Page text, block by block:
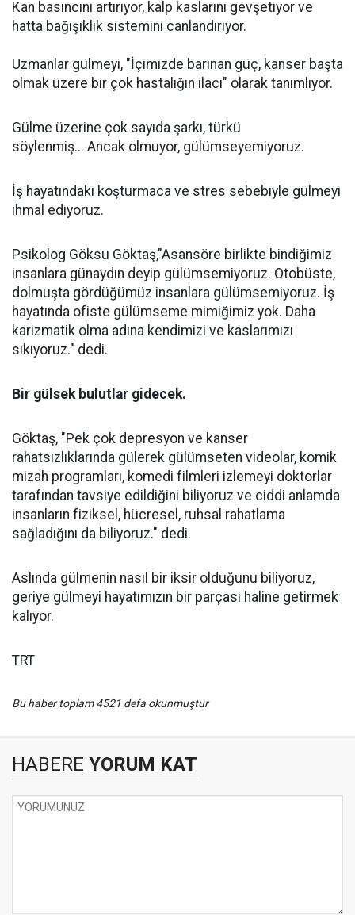
Kan basıncını artırıyor, kalp kaslarını gevşetiyor ve
hatta bağışıklık sistemini canlandırıyor.
Uzmanlar gülmeyi, "İçimizde barınan güç, kanser başta
olmak üzere bir çok hastalığın ilacı" olarak tanımlıyor.
Gülme üzerine çok sayıda şarkı, türkü
söylenmiş... Ancak olmuyor, gülümseyemiyoruz.
İş hayatındaki koşturmaca ve stres sebebiyle gülmeyi
ihmal ediyoruz.
Psikolog Göksu Göktaş,"Asansöre birlikte bindiğimiz
insanlara günaydın deyip gülümsemiyoruz. Otobüste,
dolmuşta gördüğümüz insanlara gülümsemiyoruz. İş
hayatında ofiste gülümseme mimiğimiz yok. Daha
karizmatik olma adına kendimizi ve kaslarımızı
sıkıyoruz." dedi.
Bir gülsek bulutlar gidecek.
Göktaş, "Pek çok depresyon ve kanser
rahatsızlıklarında gülerek gülümseten videolar, komik
mizah programları, komedi filmleri izlemeyi doktorlar
tarafından tavsiye edildiğini biliyoruz ve ciddi anlamda
insanların fiziksel, hücresel, ruhsal rahatlama
sağladığını da biliyoruz." dedi.
Aslında gülmenin nasıl bir iksir olduğunu biliyoruz,
geriye gülmeyi hayatımızın bir parçası haline getirmek
kalıyor.
TRT
Bu haber toplam 4521 defa okunmuştur
HABERE YORUM KAT